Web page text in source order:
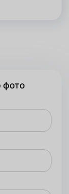
фото